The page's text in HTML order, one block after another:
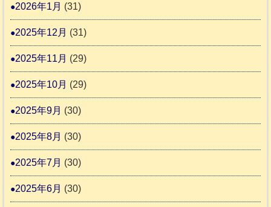
2026年1月 (31)
2025年12月 (31)
2025年11月 (29)
2025年10月 (29)
2025年9月 (30)
2025年8月 (30)
2025年7月 (30)
2025年6月 (30)